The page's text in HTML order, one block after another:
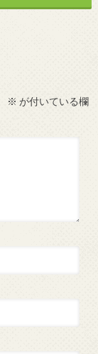
※ が付いている欄